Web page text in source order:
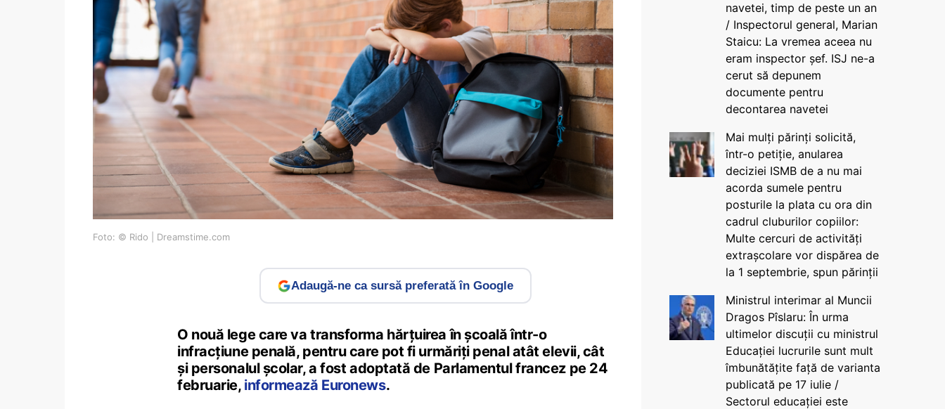
Foto: © Rido | Dreamstime.com
Adaugă-ne ca sursă preferată în Google
O nouă lege care va transforma hărțuirea în școală într-o
infracțiune penală, pentru care pot fi urmăriți penal atât elevii, cât
și personalul școlar, a fost adoptată de Parlamentul francez pe 24
februarie, informează Euronews.
navetei, timp de peste un an
/ Inspectorul general, Marian
Staicu: La vremea aceea nu
eram inspector șef. ISJ ne-a
cerut să depunem
documente pentru
decontarea navetei
Mai mulți părinți solicită,
într-o petiție, anularea
deciziei ISMB de a nu mai
acorda sumele pentru
posturile la plata cu ora din
cadrul cluburilor copiilor:
Multe cercuri de activități
extrașcolare vor dispărea de
la 1 septembrie, spun părinții
Ministrul interimar al Muncii
Dragos Pîslaru: În urma
ultimelor discuții cu ministrul
Educației lucrurile sunt mult
îmbunătățite față de varianta
publicată pe 17 iulie /
Sectorul educației este